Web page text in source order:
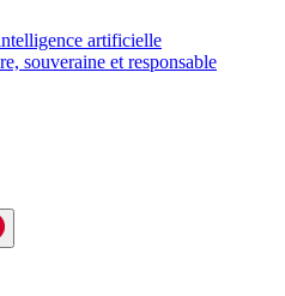
artificielle
souveraine et responsable